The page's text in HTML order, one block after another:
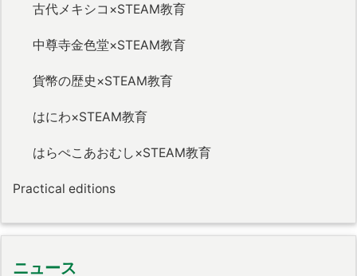
古代メキシコ×STEAM教育
中尊寺金色堂×STEAM教育
貨幣の歴史×STEAM教育
はにわ×STEAM教育
はらぺこあおむし×STEAM教育
Practical editions
ニュース